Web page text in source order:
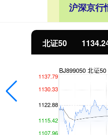
沪深京行
北证50